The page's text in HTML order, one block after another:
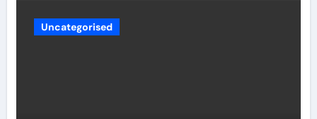
Uncategorised